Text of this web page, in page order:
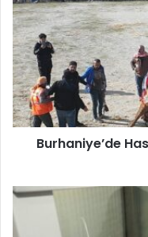
u
r
h
a
n
i
y
e
H
s
Burhaniye’de
M
u
ğ